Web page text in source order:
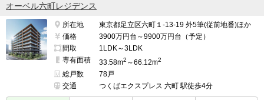
オーベル六町レジデンス
所在地
東京都足立区六町１-13-19 外5筆(従前地番)ほか
価格
3900万円台～9900万円台（予定）
間取
1LDK～3LDK
専有面積
33.58m2 ～66.12m2
総戸数
78戸
交通
つくばエクスプレス 六町 駅徒歩4分